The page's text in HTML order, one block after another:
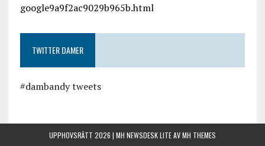
google9a9f2ac9029b965b.html
TWITTER DAMER
#dambandy tweets
UPPHOVSRÄTT 2026 | MH NEWSDESK LITE AVMH THEMES